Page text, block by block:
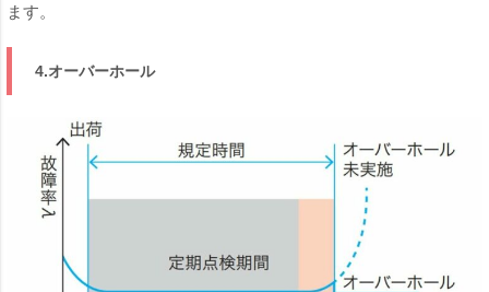
ます。
4.オーバーホール